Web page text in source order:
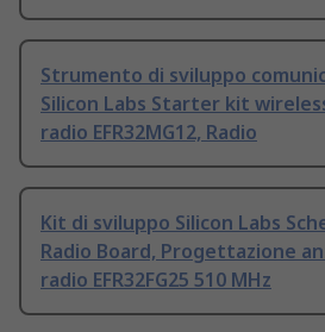
Strumento di sviluppo
Silicon Labs Starter kit
radio EFR32MG12, Radio
Kit di sviluppo Silicon Labs
Radio Board, Progettazione
radio EFR32FG25 510 MHz